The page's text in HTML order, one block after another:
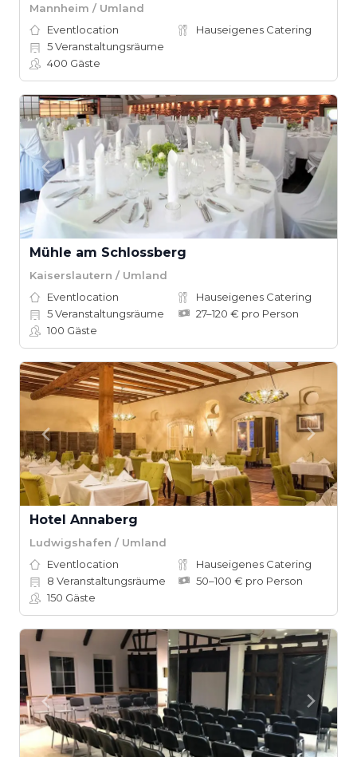
Mannheim / Umland
Eventlocation
Hauseigenes Catering
5Veranstaltungsräume
400 Gäste
Mühle am Schlossberg
Kaiserslautern / Umland
Eventlocation
Hauseigenes Catering
5Veranstaltungsräume
27–120 € pro Person
100 Gäste
Hotel Annaberg
Ludwigshafen / Umland
Eventlocation
Hauseigenes Catering
8 Veranstaltungsräume
50–100 € pro Person
150 Gäste